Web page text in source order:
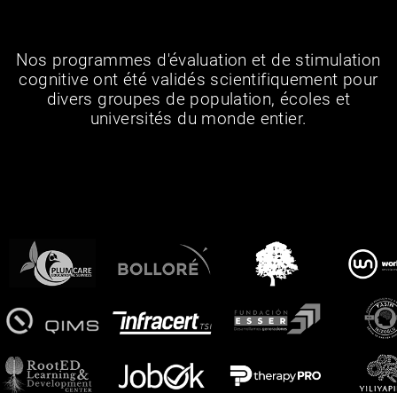
Nos programmes d'évaluation et de stimulation
cognitive ont été validés scientifiquement pour
divers groupes de population, écoles et
universités du monde entier.